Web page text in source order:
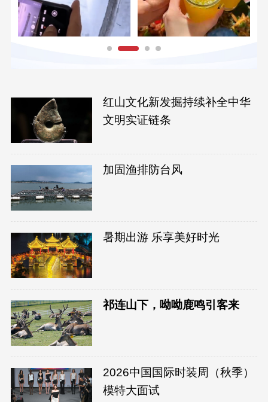
红山文化新发掘持续补全中华
文明实证链条
加固渔排防台风
暑期出游 乐享美好时光
祁连山下，呦呦鹿鸣引客来
2026中国国际时装周（秋季）
模特大面试